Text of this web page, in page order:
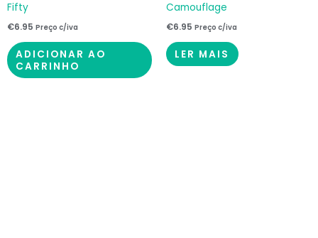
Fifty
€6.95 Preço c/iva
ADICIONAR AO
CARRINHO
Camouflage
€6.95 Preço c/iva
LER MAIS